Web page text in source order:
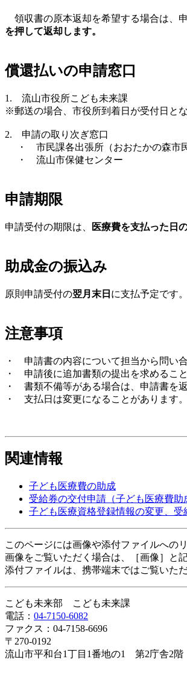
領収書の原本返却を希望する場合は、
を押して返却します。
償還払いの申請窓口
1. 流山市役所こども未来課
※郵送の場合、市役所到着日が受付日と
2. 申請の取り次ぎ窓口
・ 市民課各出張所（おおたかの森市
・ 流山市保健センター
申請期限
申請受付の期限は、 医療費を支払った日
助成金の振込み
原則申請受付の翌月末日 に支払予定です
注意事項
・ 申請書の内容について担当から問い
・ 申請後に追加書類の提出を求めること
・ 書類不備等がある場合は、申請書を
・ 支払日は変更になることがあります
関連情報
子ども医療費の助成
受給券の交付申請（子ども医療費助
子ども医療資格登録情報の変更、受
このページには画像や添付ファイルへの
画像をご覧いただく場合は、［画像］と
添付ファイルは、携帯端末ではご覧いた
こども未来部 こども未来課
電話： 04-7150-6082
ファクス：04-7158-6696
〒270-0192
流山市平和台1丁目1番地の1 第2庁舎2階